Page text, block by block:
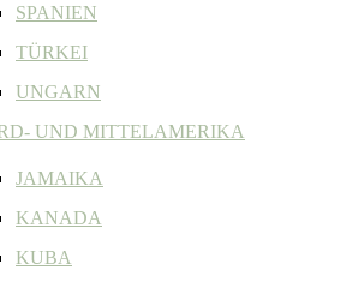
SPANIEN
TÜRKEI
UNGARN
UND MITTELAMERIKA
JAMAIKA
KANADA
KUBA